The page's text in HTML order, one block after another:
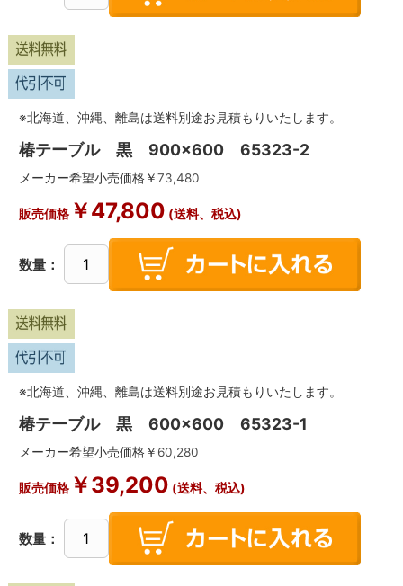
※北海道、沖縄、離島は送料別途お見積もりいたします。
椿テーブル 黒 900×600 65323-2
メーカー希望小売価格￥73,480
販売価格￥47,800 (送料、税込)
数量：
※北海道、沖縄、離島は送料別途お見積もりいたします。
椿テーブル 黒 600×600 65323-1
メーカー希望小売価格￥ 60,280
販売価格￥39,200 (送料、税込)
数量：